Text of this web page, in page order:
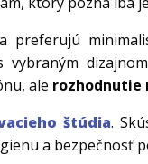
vybraným
ale rozhodnutie
štúdia.
a bezpečnosť